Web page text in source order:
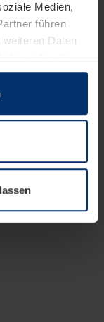
Medien,
führen
Daten
gesammelt
benötigen
Sie jederzeit
oder